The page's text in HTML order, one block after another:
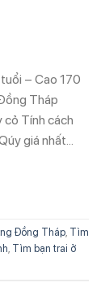
– Cao 170
Tháp
cỏ Tính cách
giá nhất…
Đồng Tháp, Tìm
, Tìm bạn trai ở